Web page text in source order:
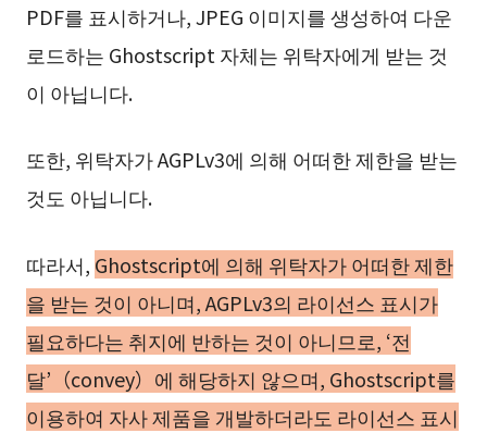
PDF를 표시하거나, JPEG 이미지를 생성하여 다운
로드하는 Ghostscript 자체는 위탁자에게 받는 것
이 아닙니다.
또한, 위탁자가 AGPLv3에 의해 어떠한 제한을 받는
것도 아닙니다.
따라서, Ghostscript에 의해 위탁자가 어떠한 제한
을 받는 것이 아니며, AGPLv3의 라이선스 표시가
필요하다는 취지에 반하는 것이 아니므로, ‘전
달’（convey）에 해당하지 않으며, Ghostscript를
이용하여 자사 제품을 개발하더라도 라이선스 표시